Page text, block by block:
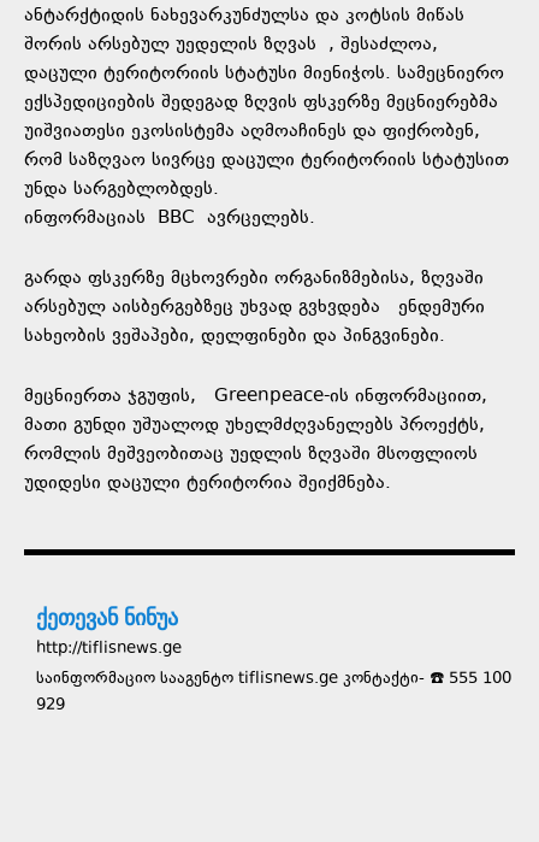
ანტარქტიდის ნახევარკუნძულსა და კოტსის მიწას
შორის არსებულ უედელის ზღვას , შესაძლოა,
დაცული ტერიტორიის სტატუსი მიენიჭოს. სამეცნიერო
ექსპედიციების შედეგად ზღვის ფსკერზე მეცნიერებმა
უიშვიათესი ეკოსისტემა აღმოაჩინეს და ფიქრობენ,
რომ საზღვაო სივრცე დაცული ტერიტორიის სტატუსით
უნდა სარგებლობდეს.
ინფორმაციას BBC ავრცელებს.
გარდა ფსკერზე მცხოვრები ორგანიზმებისა, ზღვაში
არსებულ აისბერგებზეც უხვად გვხვდება ენდემური
სახეობის ვეშაპები, დელფინები და პინგვინები.
მეცნიერთა ჯგუფის, Greenpeace-ის ინფორმაციით,
მათი გუნდი უშუალოდ უხელმძღვანელებს პროექტს,
რომლის მეშვეობითაც უედლის ზღვაში მსოფლიოს
უდიდესი დაცული ტერიტორია შეიქმნება.
ქეთევან ნინუა
http://tiflisnews.ge
საინფორმაციო სააგენტო tiflisnews.ge კონტაქტი- ☎️ 555 100
929